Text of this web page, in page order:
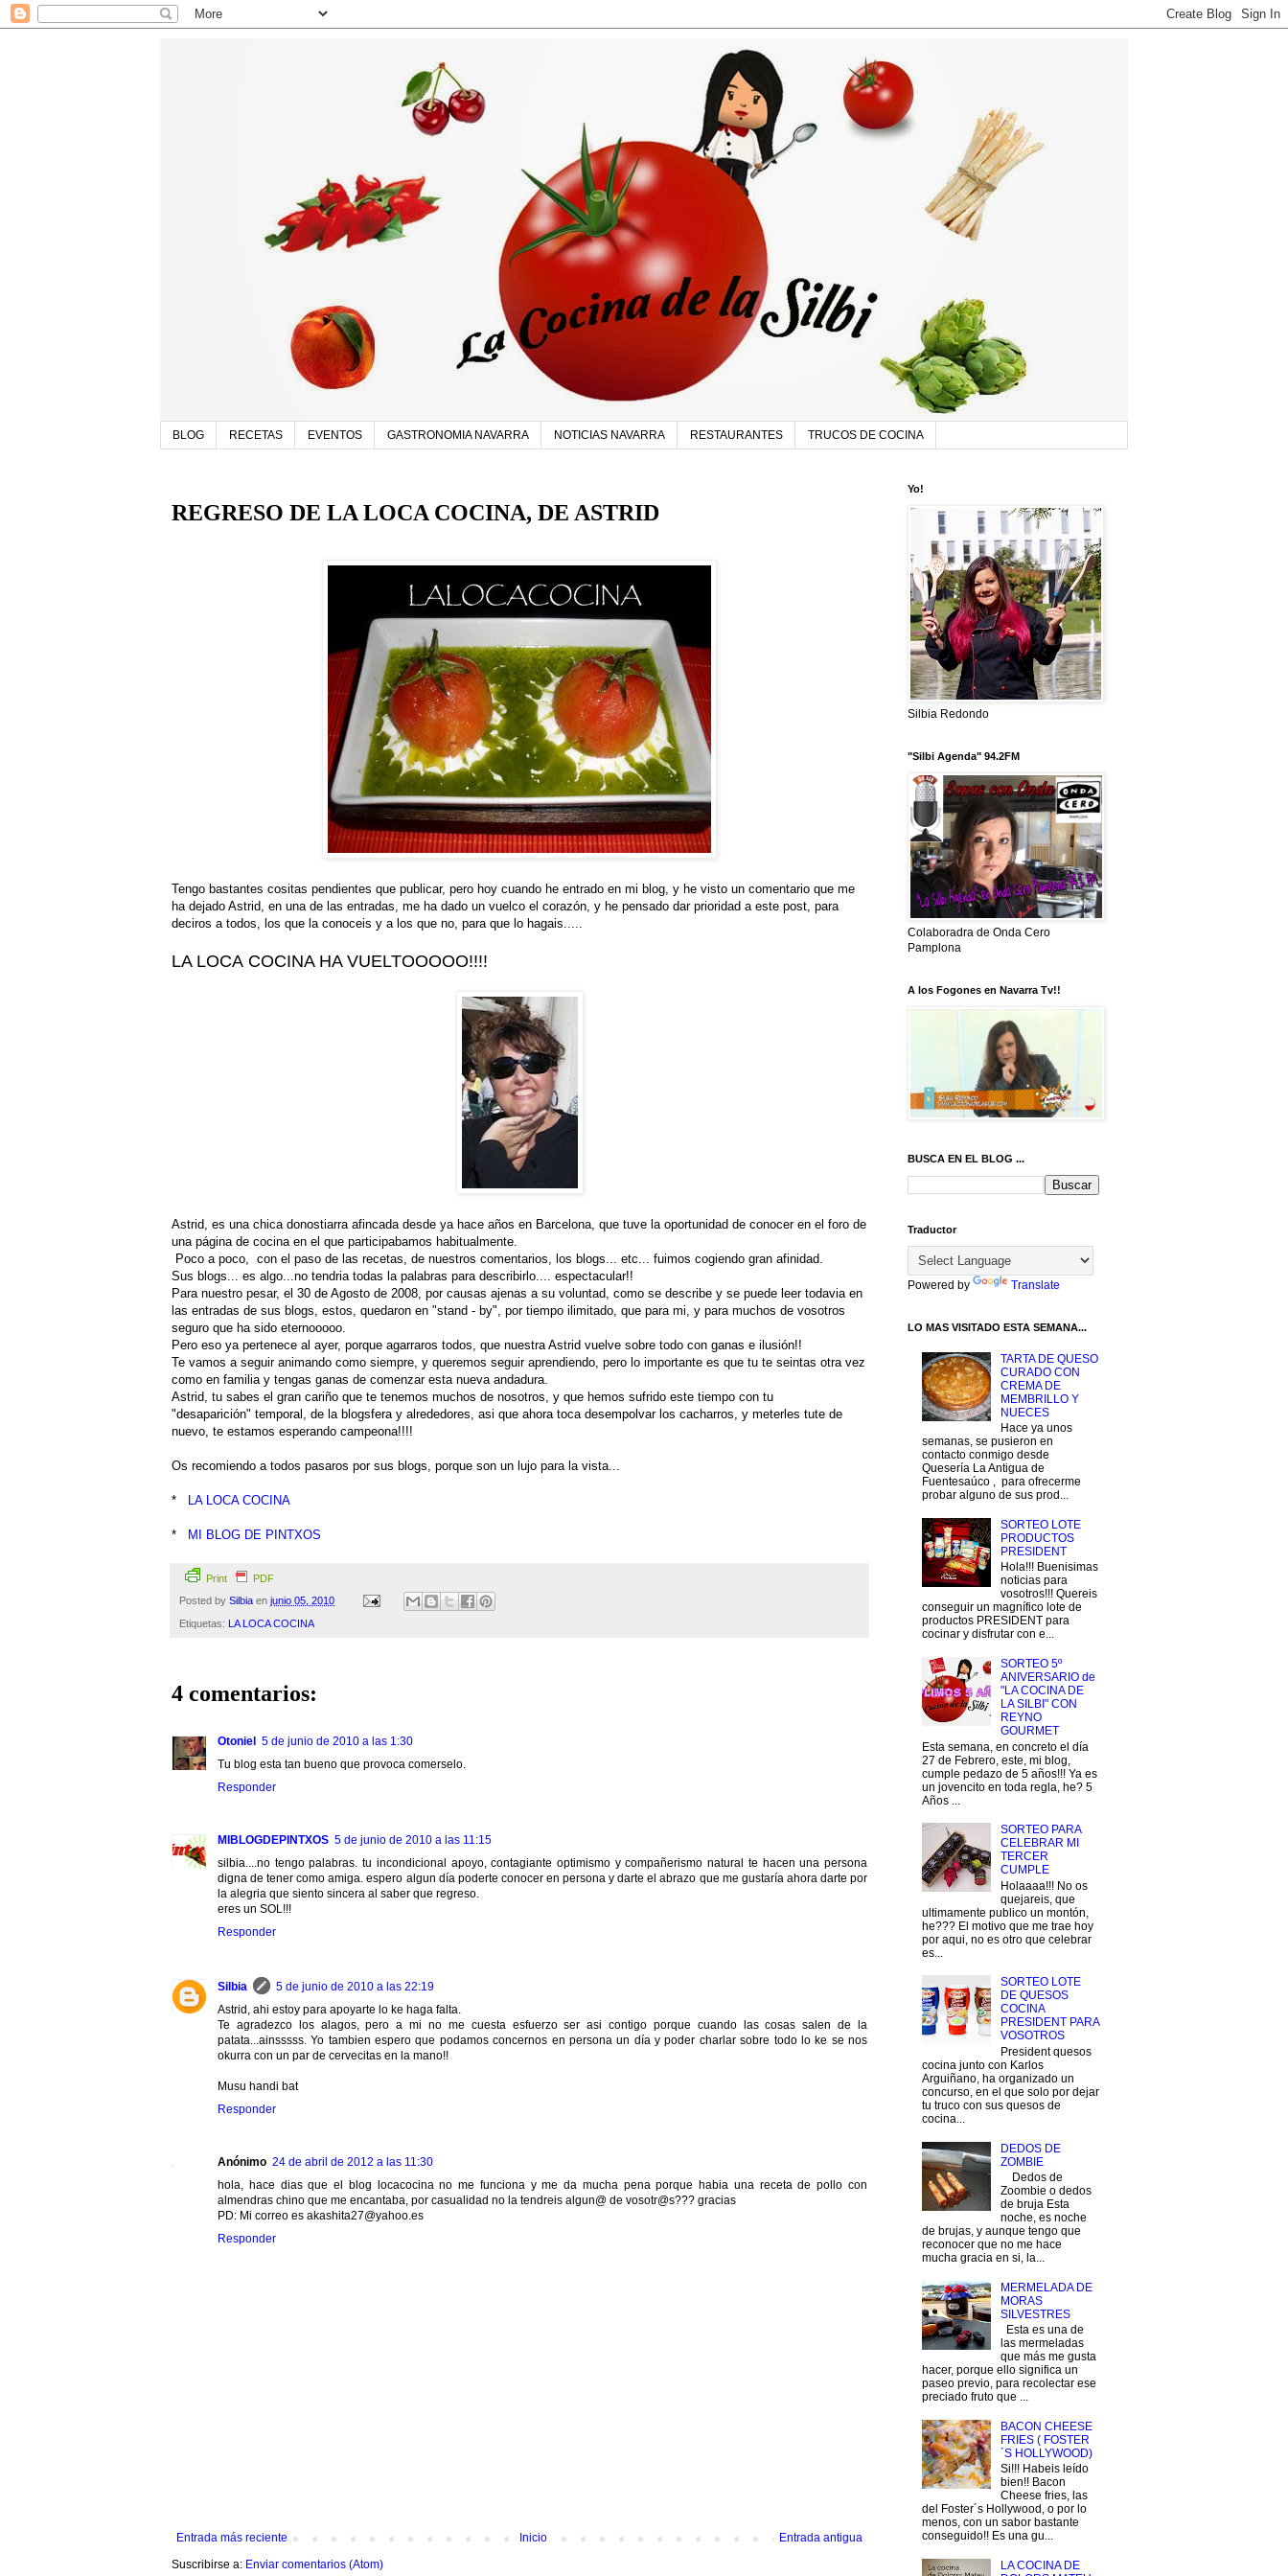
BLOG RECETAS EVENTOS GASTRONOMIA NAVARRA NOTICIAS NAVARRA RESTAURANTES TRUCOS DE COCINA
REGRESO DE LA LOCA COCINA, DE ASTRID
Tengo bastantes cositas pendientes que publicar, pero hoy cuando he entrado en mi blog, y he visto un comentario que me
ha dejado Astrid, en una de las entradas, me ha dado un vuelco el corazón, y he pensado dar prioridad a este post, para
deciros a todos, los que la conoceis y a los que no, para que lo hagais.....
LA LOCA COCINA HA VUELTOOOOO!!!!
Astrid, es una chica donostiarra afincada desde ya hace años en Barcelona, que tuve la oportunidad de conocer en el foro de
una página de cocina en el que participabamos habitualmente.
Poco a poco, con el paso de las recetas, de nuestros comentarios, los blogs... etc... fuimos cogiendo gran afinidad.
Sus blogs... es algo...no tendria todas la palabras para describirlo.... espectacular!!
Para nuestro pesar, el 30 de Agosto de 2008, por causas ajenas a su voluntad, como se describe y se puede leer todavia en
las entradas de sus blogs, estos, quedaron en "stand - by", por tiempo ilimitado, que para mi, y para muchos de vosotros
seguro que ha sido eternooooo.
Pero eso ya pertenece al ayer, porque agarraros todos, que nuestra Astrid vuelve sobre todo con ganas e ilusión!!
Te vamos a seguir animando como siempre, y queremos seguir aprendiendo, pero lo importante es que tu te seintas otra vez
como en familia y tengas ganas de comenzar esta nueva andadura.
Astrid, tu sabes el gran cariño que te tenemos muchos de nosotros, y que hemos sufrido este tiempo con tu
"desaparición" temporal, de la blogsfera y alrededores, asi que ahora toca desempolvar los cacharros, y meterles tute de
nuevo, te estamos esperando campeona!!!!
Os recomiendo a todos pasaros por sus blogs, porque son un lujo para la vista...
* LA LOCA COCINA
* MI BLOG DE PINTXOS
Print
PDF
Posted by Silbia en junio 05, 2010
Etiquetas: LA LOCA COCINA
4 comentarios:
Otoniel
5 de junio de 2010 a las 1:30
Tu blog esta tan bueno que provoca comerselo.
Responder
MIBLOGDEPINTXOS 5 de junio de 2010 a las 11:15
silbia....no tengo palabras. tu incondicional apoyo, contagiante optimismo y compañerismo natural te hacen una persona
digna de tener como amiga. espero algun día poderte conocer en persona y darte el abrazo que me gustaría ahora darte por
la alegria que siento sincera al saber que regreso.
eres un SOL!!!
Responder
Silbia
5 de junio de 2010 a las 22:19
Astrid, ahi estoy para apoyarte lo ke haga falta.
Te agradezco los alagos, pero a mi no me cuesta esfuerzo ser asi contigo porque cuando las cosas salen de la
patata...ainsssss. Yo tambien espero que podamos concernos en persona un día y poder charlar sobre todo lo ke se nos
okurra con un par de cervecitas en la mano!!
Musu handi bat
Responder
Anónimo 24 de abril de 2012 a las 11:30
hola, hace dias que el blog locacocina no me funciona y me da mucha pena porque habia una receta de pollo con
almendras chino que me encantaba, por casualidad no la tendreis algun@ de vosotr@s??? gracias
PD: Mi correo es akashita27@yahoo.es
Responder
Entrada más reciente Entrada antigua
Inicio
Suscribirse a: Enviar comentarios (Atom)
Yo!
Silbia Redondo
"Silbi Agenda" 94.2FM
Colaboradra de Onda Cero
Pamplona
A los Fogones en Navarra Tv!!
BUSCA EN EL BLOG ...
Traductor
Powered by Translate
LO MAS VISITADO ESTA SEMANA...
TARTA DE QUESO
CURADO CON
CREMA DE
MEMBRILLO Y
NUECES
Hace ya unos
semanas, se pusieron en
contacto conmigo desde
Quesería La Antigua de
Fuentesaúco , para ofrecerme
probar alguno de sus prod...
SORTEO LOTE
PRODUCTOS
PRESIDENT
Hola!!! Buenisimas
noticias para
vosotros!!! Quereis
conseguir un magnífico lote de
productos PRESIDENT para
cocinar y disfrutar con e...
SORTEO 5º
ANIVERSARIO de
"LA COCINA DE
LA SILBI" CON
REYNO
GOURMET
Esta semana, en concreto el día
27 de Febrero, este, mi blog,
cumple pedazo de 5 años!!! Ya es
un jovencito en toda regla, he? 5
Años ...
SORTEO PARA
CELEBRAR MI
TERCER
CUMPLE
Holaaaa!!! No os
quejareis, que
ultimamente publico un montón,
he??? El motivo que me trae hoy
por aqui, no es otro que celebrar
es...
SORTEO LOTE
DE QUESOS
COCINA
PRESIDENT PARA
VOSOTROS
President quesos
cocina junto con Karlos
Arguiñano, ha organizado un
concurso, en el que solo por dejar
tu truco con sus quesos de
cocina...
DEDOS DE
ZOMBIE
Dedos de
Zoombie o dedos
de bruja Esta
noche, es noche
de brujas, y aunque tengo que
reconocer que no me hace
mucha gracia en si, la...
MERMELADA DE
MORAS
SILVESTRES
Esta es una de
las mermeladas
que más me gusta
hacer, porque ello significa un
paseo previo, para recolectar ese
preciado fruto que ...
BACON CHEESE
FRIES ( FOSTER
´S HOLLYWOOD)
Si!!! Habeis leído
bien!! Bacon
Cheese fries, las
del Foster´s Hollywood, o por lo
menos, con un sabor bastante
conseguido!! Es una gu...
LA COCINA DE